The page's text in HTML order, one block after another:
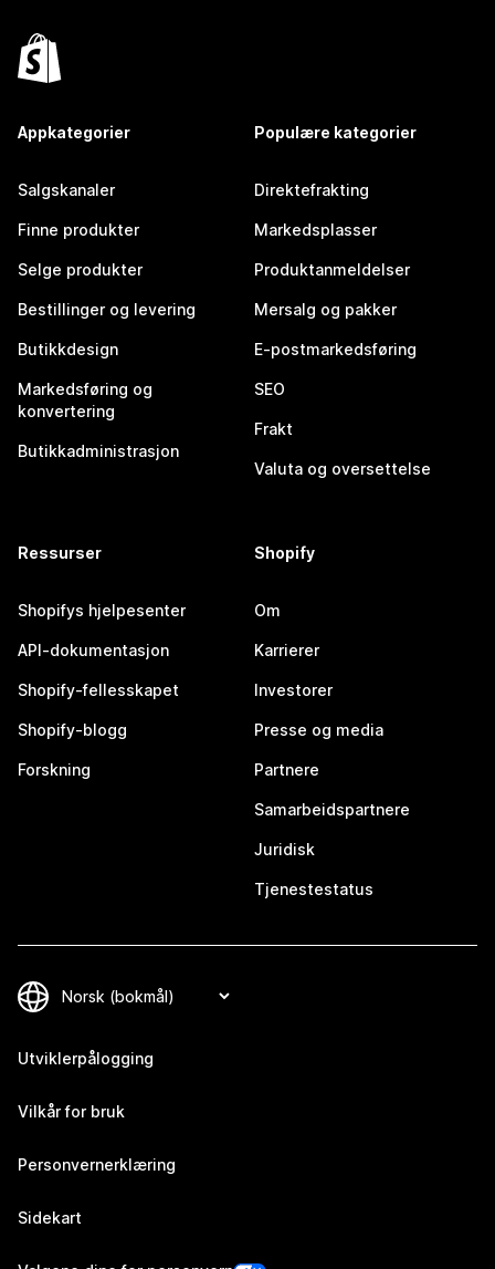
Appkategorier
Salgskanaler
Finne produkter
Selge produkter
Bestillinger og levering
Butikkdesign
Markedsføring og
konvertering
Butikkadministrasjon
Populære kategorier
Direktefrakting
Markedsplasser
Produktanmeldelser
Mersalg og pakker
E-postmarkedsføring
SEO
Frakt
Valuta og oversettelse
Ressurser
Shopifys hjelpesenter
API-dokumentasjon
Shopify-fellesskapet
Shopify-blogg
Forskning
Shopify
Om
Karrierer
Investorer
Presse og media
Partnere
Samarbeidspartnere
Juridisk
Tjenestestatus
Utviklerpålogging
Vilkår for bruk
Personvernerklæring
Sidekart